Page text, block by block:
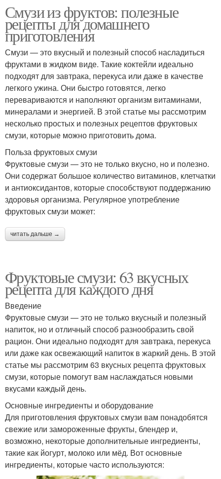
Смузи из фруктов: полезные
рецепты для домашнего
приготовления
Смузи — это вкусный и полезный способ насладиться
фруктами в жидком виде. Такие коктейли идеально
подходят для завтрака, перекуса или даже в качестве
легкого ужина. Они быстро готовятся, легко
перевариваются и наполняют организм витаминами,
минералами и энергией. В этой статье мы рассмотрим
несколько простых и полезных рецептов фруктовых
смузи, которые можно приготовить дома.
Польза фруктовых смузи
Фруктовые смузи — это не только вкусно, но и полезно.
Они содержат большое количество витаминов, клетчатки
и антиоксидантов, которые способствуют поддержанию
здоровья организма. Регулярное употребление
фруктовых смузи может:
читать дальше →
Фруктовые смузи: 63 вкусных
рецепта для каждого дня
Введение
Фруктовые смузи — это не только вкусный и полезный
напиток, но и отличный способ разнообразить свой
рацион. Они идеально подходят для завтрака, перекуса
или даже как освежающий напиток в жаркий день. В этой
статье мы рассмотрим 63 вкусных рецепта фруктовых
смузи, которые помогут вам наслаждаться новыми
вкусами каждый день.
Основные ингредиенты и оборудование
Для приготовления фруктовых смузи вам понадобятся
свежие или замороженные фрукты, блендер и,
возможно, некоторые дополнительные ингредиенты,
такие как йогурт, молоко или мёд. Вот основные
ингредиенты, которые часто используются: